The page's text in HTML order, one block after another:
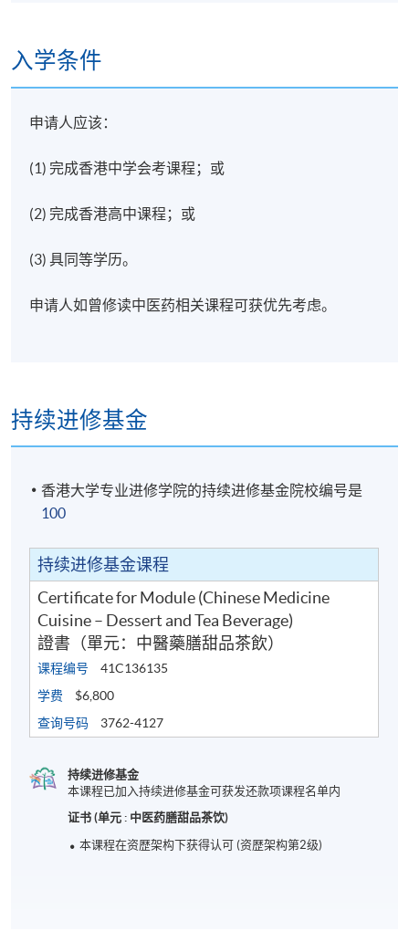
入学条件
申请人应该：
(1) 完成香港中学会考课程；或
(2) 完成香港高中课程；或
(3) 具同等学历。
申请人如曾修读中医药相关课程可获优先考虑。
持续进修基金
香港大学专业进修学院的持续进修基金院校编号是
100
持续进修基金课程
Certificate for Module (Chinese Medicine
Cuisine – Dessert and Tea Beverage)
證書（單元：中醫藥膳甜品茶飲）
课程编号
41C136135
学费
$6,800
查询号码
3762-4127
持续进修基金
本课程已加入持续进修基金可获发还款项课程名单内
证书 (单元 : 中医药膳甜品茶饮)
本课程在资歴架构下获得认可 (资歴架构第2级)